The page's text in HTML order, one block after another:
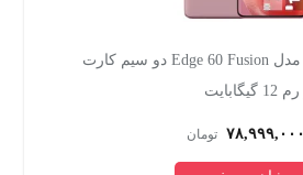
گوشی موبایل موتورولا مدل Edge 60 Fusion دو سیم کارت
۷۸,۹۹۹,۰۰۰ تومان